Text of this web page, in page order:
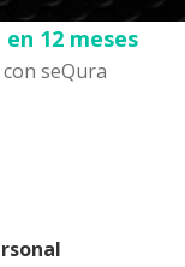
12 meses
seQura